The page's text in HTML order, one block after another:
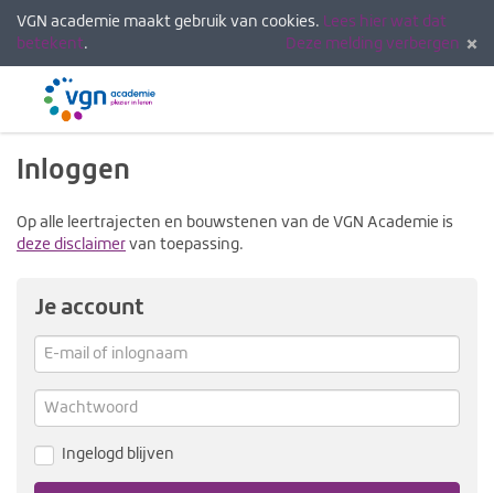
VGN academie maakt gebruik van cookies. Lees hier wat dat
betekent. Deze melding verbergen
Menu
Inloggen
Op alle leertrajecten en bouwstenen van de VGN Academie is
deze disclaimer van toepassing.
Je account
E-
mail
of
inlognaam
Wachtwoord
Ingelogd blijven